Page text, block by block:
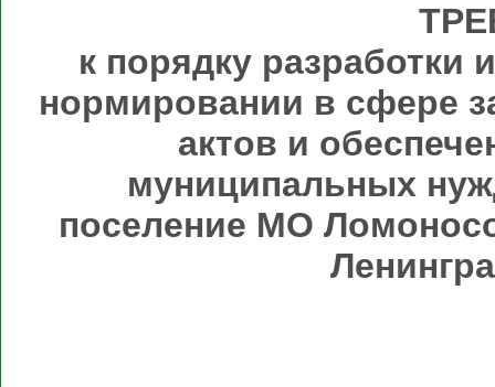
к порядку разработки
нормировании в сфере
актов и
муниципальных
поселение МО